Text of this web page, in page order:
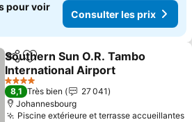
pour voir
Consulter les prix
PartagerAjouter à mes favoris
Southern Sun O.R. Tambo
International Airport
4 Étoiles
8,1 Très bien
27 041
Johannesbourg
Piscine extérieure et terrasse accueillantes